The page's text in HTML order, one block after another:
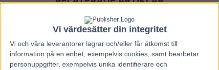
Vi värdesätter din integritet
Vi och våra leverantorer lagrar och/eller får åtkomst till
information på en enhet, exempelvis cookies, samt bearbetar
personuppgifter, exempelvis unika identifierare och
Fem tippar V85 till ÖSTERSUND 8
augusti 2026
3 augusti, 2026